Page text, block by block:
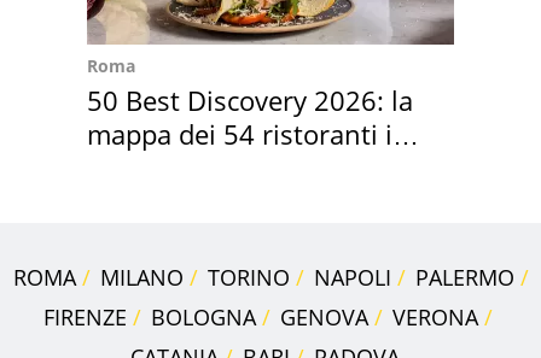
Roma
50 Best Discovery 2026: la
mappa dei 54 ristoranti in
ROMA MILANO TORINO NAPOLI
PALERMO
FIRENZE
BOLOGNA GENOVA
VERONA